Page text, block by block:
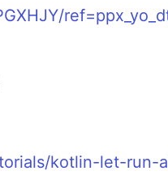
kotlin-let-run-